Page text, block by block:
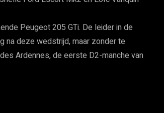
Peugeot 205 GTi. De leider in de
na deze wedstrijd, maar zonder te
Ardennes, de eerste D2-manche van